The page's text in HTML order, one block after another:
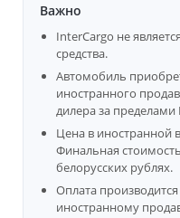
Важно
InterCargo не
средства.
Автомобиль
иностранного
дилера за
Цена в иностранной
Финальная
белорусских рублях.
Оплата
иностранному